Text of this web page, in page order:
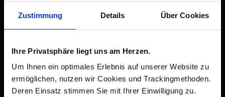
Zustimmung Details Über Cookies
Ihre Privatsphäre liegt uns am Herzen.
Um Ihnen ein optimales Erlebnis auf unserer Website zu
ermöglichen, nutzen wir Cookies und Trackingmethoden.
Deren Einsatz stimmen Sie mit Ihrer Einwilligung zu.